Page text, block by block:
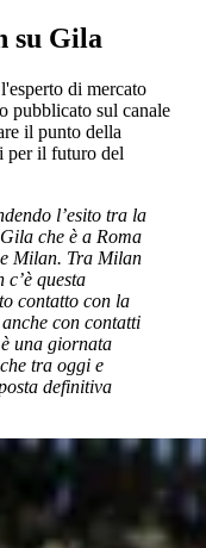
su Gila
di mercato
pubblicato sul canale
il punto della
per il futuro del
l’esito tra la
che è a Roma
Milan. Tra Milan
questa
contatto con la
con contatti
una giornata
tra oggi e
definitiva